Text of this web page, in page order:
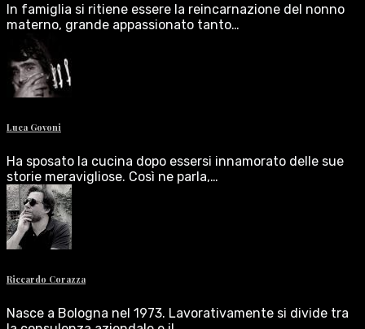
In famiglia si ritiene essere la reincarnazione del nonno
materno, grande appassionato tanto…
Luca Govoni
Ha sposato la cucina dopo essersi innamorato delle sue
storie meravigliose. Così ne parla,…
Riccardo Corazza
Nasce a Bologna nel 1973. Lavorativamente si divide tra